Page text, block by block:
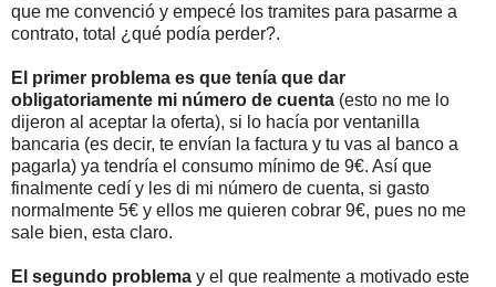
que me convenció y empecé los tramites para pasarme a
contrato, total ¿qué podía perder?.
El primer problema es que tenía que dar
obligatoriamente mi número de cuenta (esto no me lo
dijeron al aceptar la oferta), si lo hacía por ventanilla
bancaria (es decir, te envían la factura y tu vas al banco a
pagarla) ya tendría el consumo mínimo de 9€. Así que
finalmente cedí y les di mi número de cuenta, si gasto
normalmente 5€ y ellos me quieren cobrar 9€, pues no me
sale bien, esta claro.
El segundo problema y el que realmente a motivado este